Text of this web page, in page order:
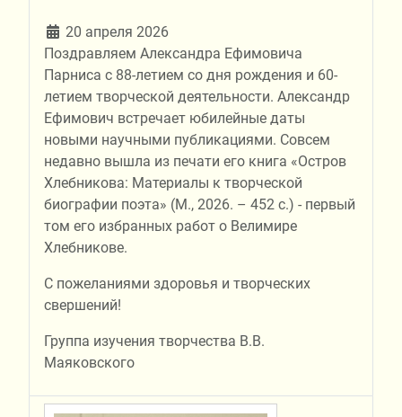
20 апреля 2026
Поздравляем Александра Ефимовича
Парниса с 88-летием со дня рождения и 60-
летием творческой деятельности. Александр
Ефимович встречает юбилейные даты
новыми научными публикациями. Совсем
недавно вышла из печати его книга «Остров
Хлебникова: Материалы к творческой
биографии поэта» (М., 2026. – 452 с.) - первый
том его избранных работ о Велимире
Хлебникове.
С пожеланиями здоровья и творческих
свершений!
Группа изучения творчества В.В.
Маяковского